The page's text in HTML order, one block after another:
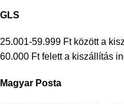
GLS
25.001-59.999 Ft között a
60.000 Ft felett a kiszállítás
Magyar Posta